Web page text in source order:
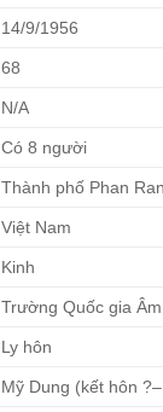
14/9/1956
68
N/A
Có 8 người
Thành phố Phan
Việt Nam
Kinh
Trường Quốc gia
Ly hôn
Mỹ Dung (kết hôn